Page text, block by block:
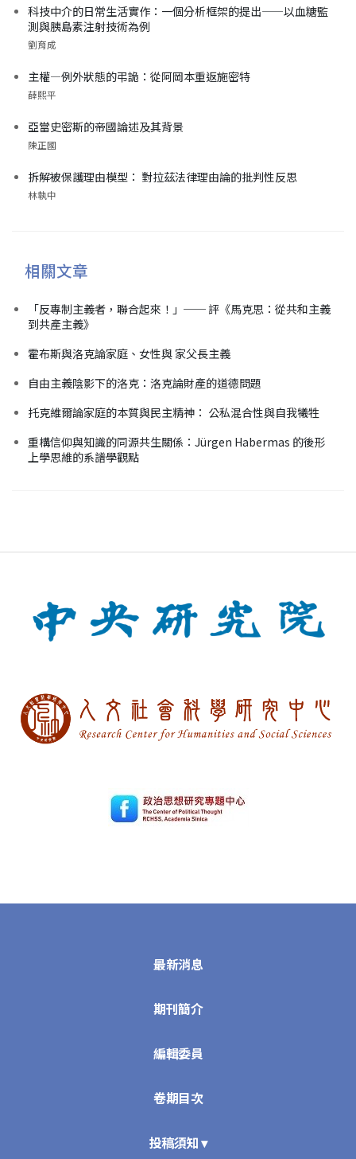
科技中介的日常生活實作：一個分析框架的提出——以血糖監
測與胰島素注射技術為例
劉育成
主權—例外狀態的弔詭：從阿岡本重返施密特
薛熙平
亞當史密斯的帝國論述及其背景
陳正國
拆解被保護理由模型： 對拉茲法律理由論的批判性反思
林執中
相關文章
「反專制主義者，聯合起來！」── 評《馬克思：從共和主義
到共產主義》
霍布斯與洛克論家庭、女性與 家父長主義
自由主義陰影下的洛克：洛克論財產的道德問題
托克維爾論家庭的本質與民主精神： 公私混合性與自我犧牲
重構信仰與知識的同源共生關係：Jürgen Habermas 的後形
上學思維的系譜學觀點
最新消息
期刊簡介
編輯委員
卷期目次
投稿須知 ▾